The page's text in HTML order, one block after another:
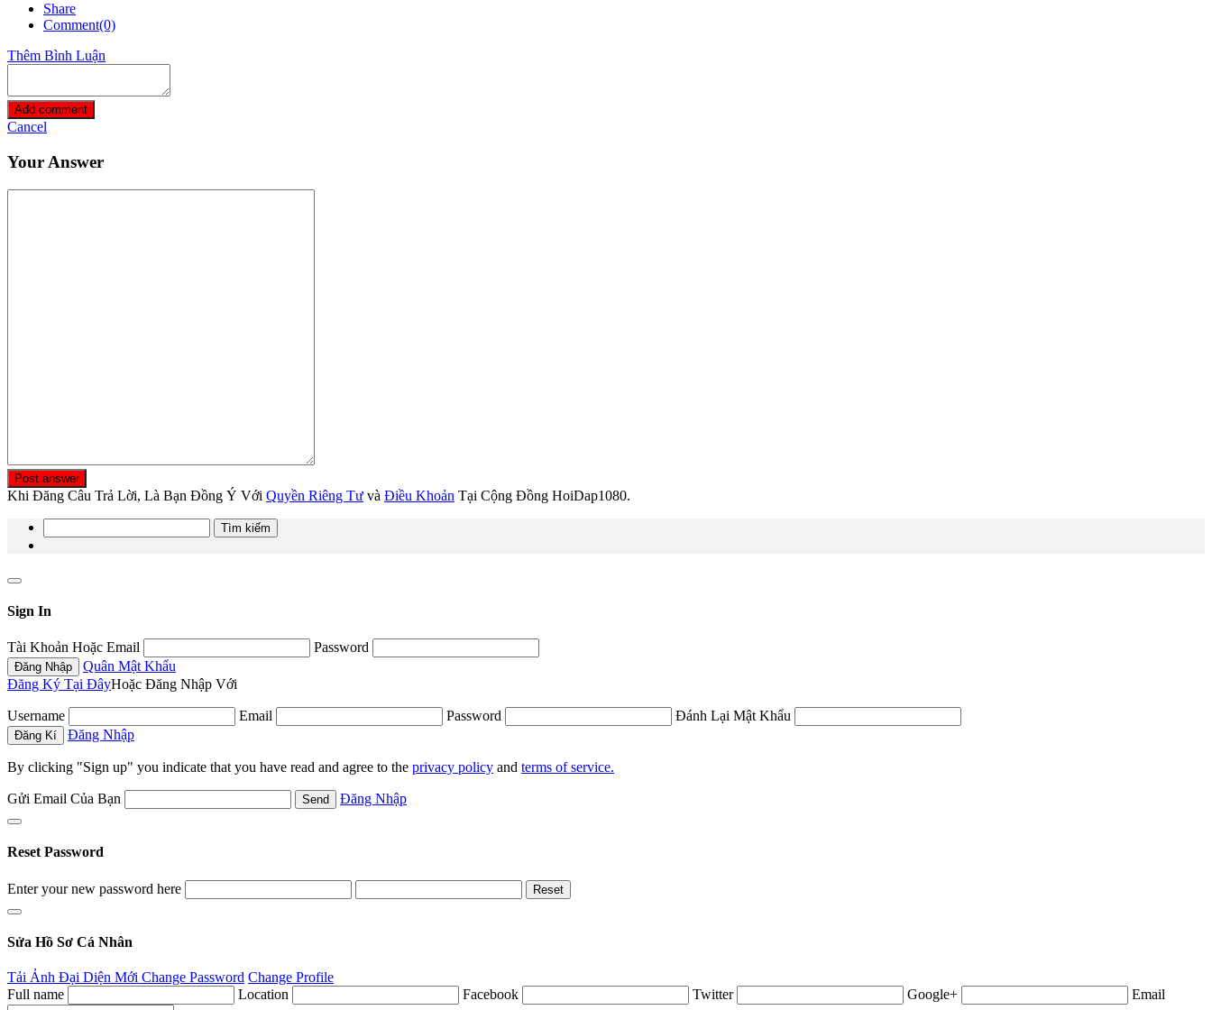
Share
Comment(0)
Thêm Bình Luận
Add comment
Cancel
Your Answer
Post answer
Khi Đăng Câu Trả Lời, Là Bạn Đồng Ý Với Quyền Riêng Tư và Điều Khoản Tại Cộng Đồng HoiDap1080.
kiếm
Sign In
Tài Khoản Hoặc Email
Password
Quân Mật Khẩu
Đăng Ký Tại ĐâyHoặc Đăng Nhập Với
Username Email Password
Đánh Lại Mật Khẩu
Đăng Nhập
By clicking "Sign up" you indicate that you have read and agree to the privacy policy and terms of service.
Gửi Email Của Bạn Đăng Nhập
Reset Password
Enter your new password here
Sửa Hồ Sơ Cá Nhân
Tải Ảnh Đại Diện Mới Change Password Change Profile
Full name
Location Facebook Twitter Google+ Email